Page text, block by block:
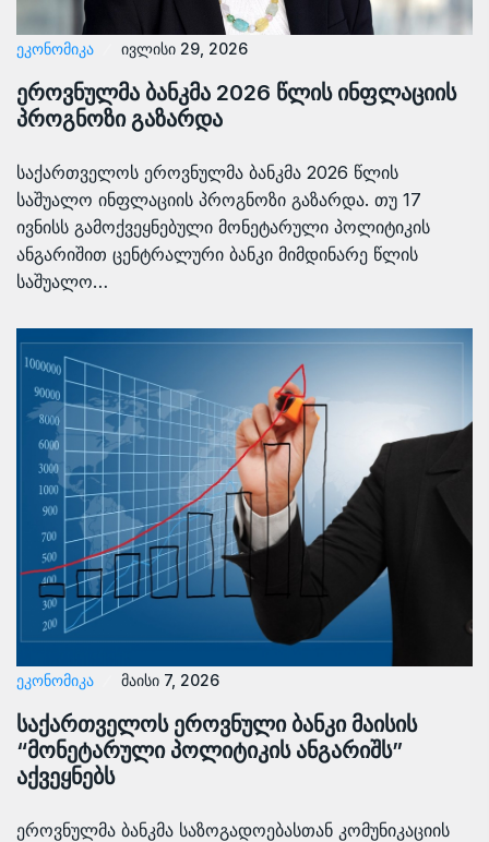
ᲔᲙᲝᲜᲝᲛᲘᲙᲐ ივლისი 29, 2026
ეროვნულმა ბანკმა 2026 წლის ინფლაციის
პროგნოზი გაზარდა
საქართველოს ეროვნულმა ბანკმა 2026 წლის
საშუალო ინფლაციის პროგნოზი გაზარდა. თუ 17
ივნისს გამოქვეყნებული მონეტარული პოლიტიკის
ანგარიშით ცენტრალური ბანკი მიმდინარე წლის
საშუალო…
ᲔᲙᲝᲜᲝᲛᲘᲙᲐ მაისი 7, 2026
საქართველოს ეროვნული ბანკი მაისის
“მონეტარული პოლიტიკის ანგარიშს”
აქვეყნებს
ეროვნულმა ბანკმა საზოგადოებასთან კომუნიკაციის